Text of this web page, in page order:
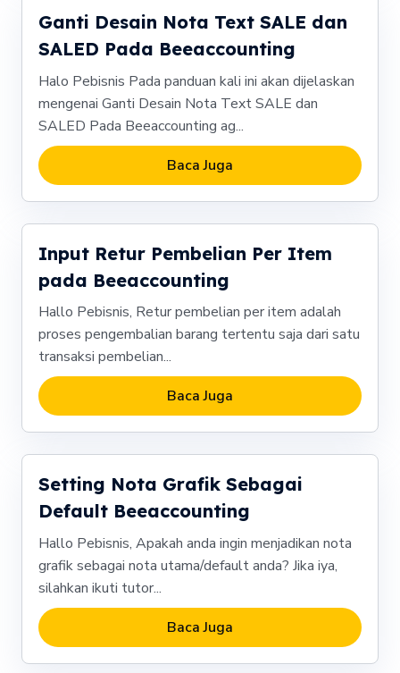
Ganti Desain Nota Text SALE dan
SALED Pada Beeaccounting
Halo Pebisnis Pada panduan kali ini akan dijelaskan
mengenai Ganti Desain Nota Text SALE dan
SALED Pada Beeaccounting ag...
Baca Juga
Input Retur Pembelian Per Item
pada Beeaccounting
Hallo Pebisnis, Retur pembelian per item adalah
proses pengembalian barang tertentu saja dari satu
transaksi pembelian...
Baca Juga
Setting Nota Grafik Sebagai
Default Beeaccounting
Hallo Pebisnis, Apakah anda ingin menjadikan nota
grafik sebagai nota utama/default anda? Jika iya,
silahkan ikuti tutor...
Baca Juga